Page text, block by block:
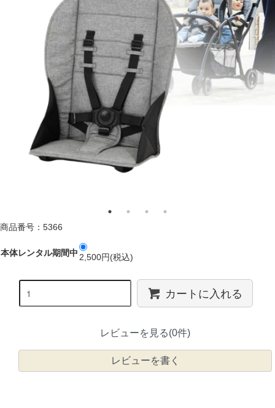
商品番号：5366
本体レンタル期間中 2,500円(税込)
カートに入れる
レビューを見る(0件)
レビューを書く